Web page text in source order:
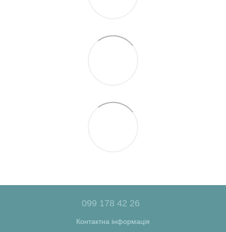
099 178 42 26
Контактна інформація